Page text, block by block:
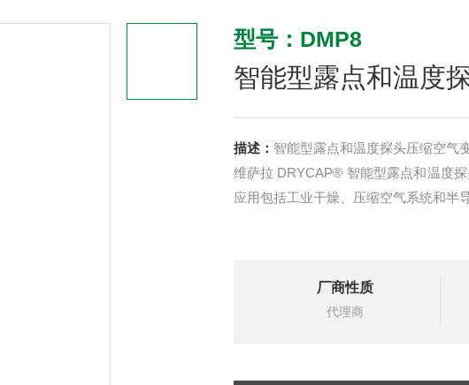
型号：DMP8
智能型露点和温度
描述： 智能型露点和温度探头压缩空气
维萨拉 DRYCAP® 智能型露点和温度
应用包括工业干燥、压缩空气系统和半
厂商性质
代理商